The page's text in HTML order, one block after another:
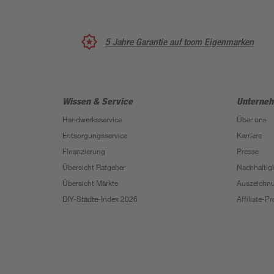
5 Jahre Garantie auf toom Eigenmarken
Wissen & Service
Handwerksservice
Entsorgungsservice
Finanzierung
Übersicht Ratgeber
Übersicht Märkte
DIY-Städte-Index 2026
Über uns
Karriere
Presse
Affiliate-